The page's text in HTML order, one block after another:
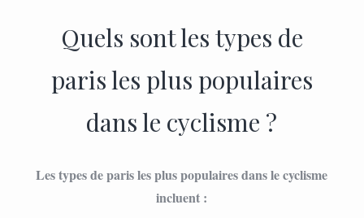
Quels sont les types de
paris les plus populaires
dans le cyclisme ?
Les types de paris les plus populaires dans le cyclisme
incluent :